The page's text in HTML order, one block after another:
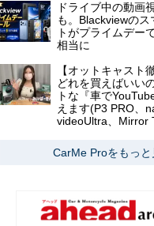
ドライブ中の動画
も。Blackviewのス
トがプライムデー
相当に
【オットキャスト
どれを買えばいい
トな『車で
えます(P3 PRO、
videoUltra、Mirror
CarMe Proをもっと